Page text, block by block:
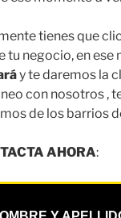
tienes que
tu negocio, en ese
y te daremos la
con nosotros ,
de los barrios
AHORA: